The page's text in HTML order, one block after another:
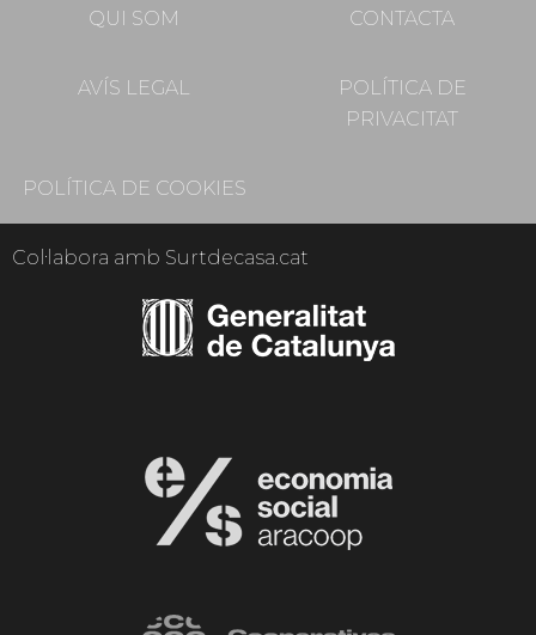
QUI SOM CONTACTA
AVÍS LEGAL
POLÍTICA DE
PRIVACITAT
POLÍTICA DE COOKIES
Col·labora amb Surtdecasa.cat